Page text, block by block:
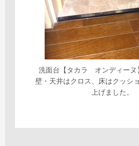
洗面台【タカラ オンディーヌ
壁・天井はクロス、床はクッシ
上げました。